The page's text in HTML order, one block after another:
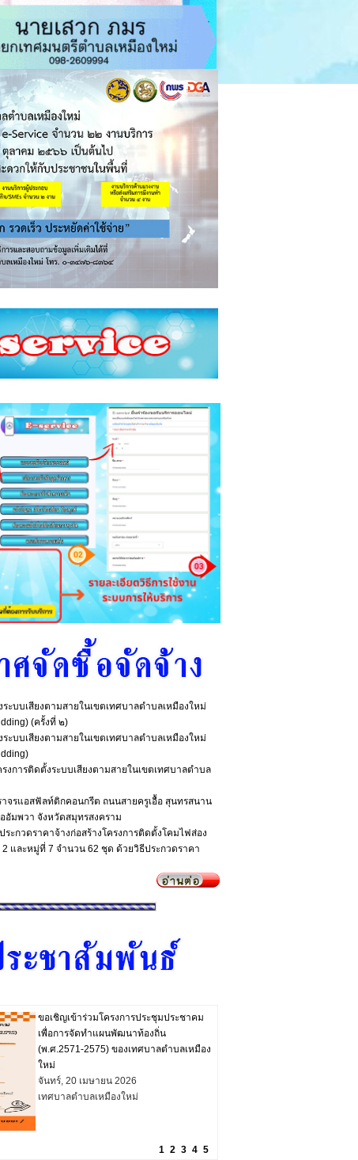
ะบบเสียงตามสายในเขตเทศบาลตำบลเหมืองใหม่
(ครั้งที่ ๒)
ะบบเสียงตามสายในเขตเทศบาลตำบลเหมืองใหม่
งการติดตั้งระบบเสียงตามสายในเขตเทศบาลตำบล
จรแอสฟัลท์ติกคอนกรีต ถนนสายครูเอื้อ สุนทรสนาน
อัมพวา จังหวัดสมุทรสงคราม
ระกวดราคาจ้างก่อสร้างโครงการติดตั้งโคมไฟส่อง
และหมู่ที่ 7 จำนวน 62 ชุด ด้วยวิธีประกวดราคา
น ITA หน่วยงานภาครัฐ ประจำปีงบประมาณ พ.ศ.
1 2 3 4 5